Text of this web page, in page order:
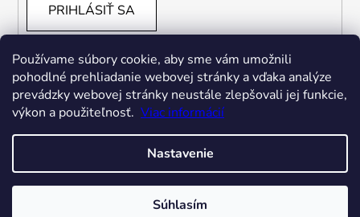
Používame súbory cookie, aby sme vám umožnili
pohodlné prehliadanie webovej stránky a vďaka analýze
prevádzky webovej stránky neustále zlepšovali jej funkcie,
výkon a použiteľnosť. Viac informácií
Nastavenie
Súhlasím
PRIHLÁSIŤ SA
Vytvoril Shoptet
FREDDYSLOVAKIA